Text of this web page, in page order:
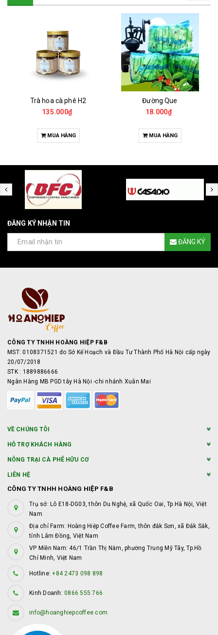
Trà hoa cà phê H2
135.000₫
MUA HÀNG
Đường Que
18.000₫
MUA HÀNG
ĐĂNG KÝ NHẬN TIN
ĐĂNG KÝ
CÔNG TY TNHH HOÀNG HIỆP F&B
MST: 0108371521 do Sở Kế Hoạch và Đầu Tư Thành Phố Hà Nội cấp ngày
20/07/2018
STK : 1889886666
Ngân Hàng MB PGD tây Hà Nội -chi nhánh Xuân Mai
VỀ CHÚNG TÔI
HỖ TRỢ KHÁCH HÀNG
NÔNG TRẠI CÀ PHÊ HỮU CƠ
LIÊN HỆ
CÔNG TY TNHH HOÀNG HIỆP F&B
Trụ sở: Lô E18-DG03, thôn Du Nghệ, xã Quốc Oai, Tp.Hà Nội, Việt
Nam
Địa chỉ Farm: Hoàng Hiệp Coffee Farm, thôn đắk Sơn, xã Đắk Sắk,
tỉnh Lâm Đồng, Việt Nam
VP Miền Nam: 46/1 Trần Thị Năm, phường Trung Mỹ Tây, Tp.Hồ
Chí Minh, Việt Nam
Hotline:+84 2473 098 898
Kinh Doanh: 0866 555 766
info@hoanghiepcoffee.com